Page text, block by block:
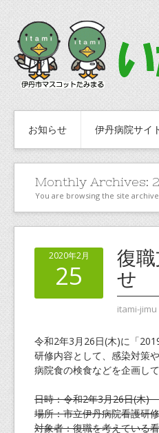
お知らせ 伊丹病院サイ
Monthly Archives:
You are browsing the site
2020年2月
25
復
せ
itami-jimu
令和2年3月26日(木)に「
研修内容として、感染対策
病院食の検食などを企画し
日時：令和2年3月26日(木)
場所：市立伊丹病院看護研
対象者：復職を考えている